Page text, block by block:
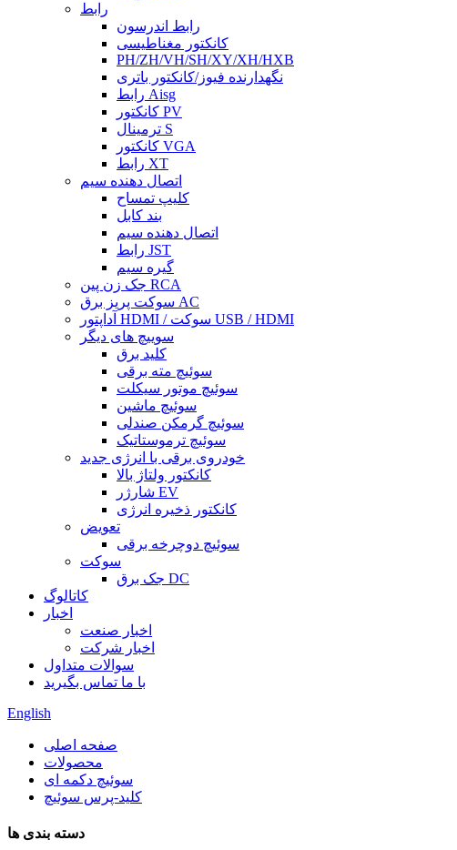
رابط
رابط اندرسون
کانکتور مغناطیسی
PH/ZH/VH/SH/XY/XH/HXB
نگهدارنده فیوز/کانکتور باتری
رابط Aisg
کانکتور PV
ترمینال S
کانکتور VGA
رابط XT
اتصال دهنده سیم
کلیپ تمساح
بند کابل
اتصال دهنده سیم
رابط JST
گیره سیم
جک زن پین RCA
سوکت پریز برق AC
آداپتور HDMI / سوکت USB / HDMI
سوییچ های دیگر
کلید برق
سوئیچ مته برقی
سوئیچ موتور سیکلت
سوئیچ ماشین
سوئیچ گرمکن صندلی
سوئیچ ترموستاتیک
خودروی برقی با انرژی جدید
کانکتور ولتاژ بالا
شارژر EV
کانکتور ذخیره انرژی
تعویض
سوئیچ دوچرخه برقی
سوکت
جک برق DC
کاتالوگ
اخبار
اخبار صنعت
اخبار شرکت
سوالات متداول
با ما تماس بگیرید
English
صفحه اصلی
محصولات
سوئیچ دکمه ای
کلید-پرس سوئیچ
دسته بندی ها